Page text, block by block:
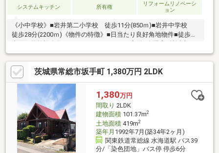
システムキッチン 所有権
リフォームリノベーシ
ョン
《小中学校》■岩井第二小学校 徒歩11分(850ｍ)■岩井中学校
徒歩28分(2200ｍ)《物件の特徴》■日当たり良好角地物件■徒歩圏
とりある4LDK《周辺環境》■とりせんまで徒歩11分■セブンイレ
ブンまで徒歩8分■クスリのアオキまで徒歩7分《ひだまりハウス
のお家探し》（1）当社提携銀行ご紹介・変動金利0.58％～（最低
金利基準）、団体信用生命保険（全疾病と5つの重大疾病保証付）
（2）自己資金0円、勤続1年未満、産休・育休中、確定申告等の
住宅購入サポート（3）諸費用ローン・おまとめローンのご紹介
茨城県常総市坂手町 1,380万円 2LDK
1,380万円
間取り 2LDK
建物面積101.37m2
土地面積419m2
築年月 1992年7月(築34年2ヶ月)
関東鉄道常総線 水海道駅 バス39
分/「染色団地」バス停 停歩6分